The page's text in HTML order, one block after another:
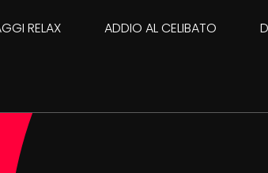
RELAX ADDIO AL CELIBATO